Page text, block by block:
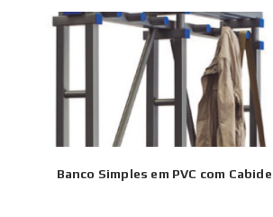
Banco Simples em PVC com